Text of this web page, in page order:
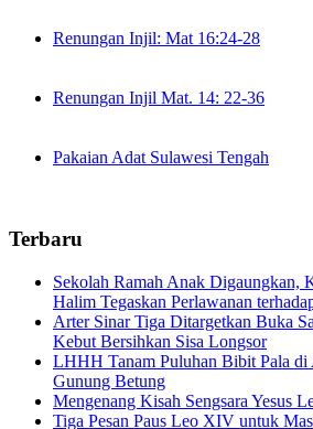
Renungan Injil: Mat 16:24-28
Renungan Injil Mat. 14: 22-36
Pakaian Adat Sulawesi Tengah
Terbaru
Sekolah Ramah Anak Digaungkan,
Halim Tegaskan Perlawanan
Arter Sinar Tiga Ditargetkan Buka
Kebut Bersihkan Sisa Longsor
LHHH Tanam Puluhan Bibit Pala di
Gunung Betung
Mengenang Kisah Sengsara Yesus
Tiga Pesan Paus Leo XIV untuk